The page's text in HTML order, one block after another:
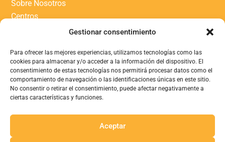
Gestionar consentimiento
Para ofrecer las mejores experiencias, utilizamos tecnologías como las
cookies para almacenar y/o acceder a la información del dispositivo. El
consentimiento de estas tecnologías nos permitirá procesar datos como el
comportamiento de navegación o las identificaciones únicas en este sitio.
No consentir o retirar el consentimiento, puede afectar negativamente a
ciertas características y funciones.
Aceptar
Sobre Nosotros
Centros
Trabaja con nosotros
Blog
Información Legal
Aviso legal y política de privacidad